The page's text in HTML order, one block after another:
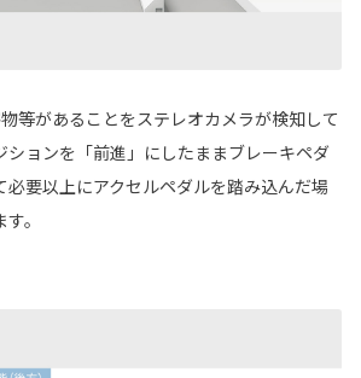
等があることをステレオカメラが検知して
ションを「前進」にしたままブレーキペダ
必要以上にアクセルペダルを踏み込んだ場
。